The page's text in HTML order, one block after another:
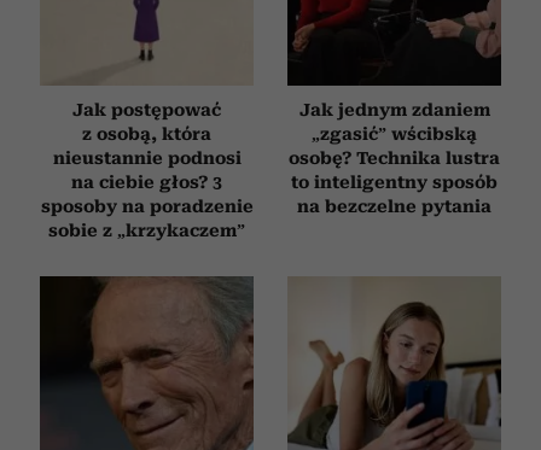
Jak postępować
z osobą, która
nieustannie podnosi
na ciebie głos? 3
sposoby na poradzenie
sobie z „krzykaczem”
Jak jednym zdaniem
„zgasić” wścibską
osobę? Technika lustra
to inteligentny sposób
na bezczelne pytania